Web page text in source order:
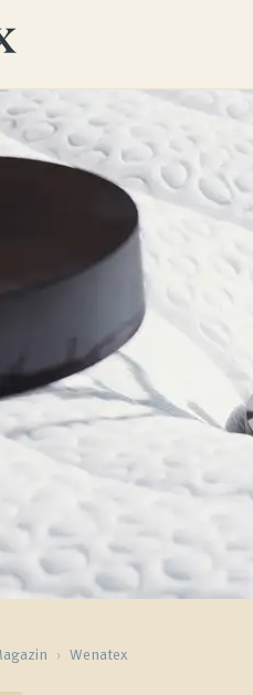
› Wenatex